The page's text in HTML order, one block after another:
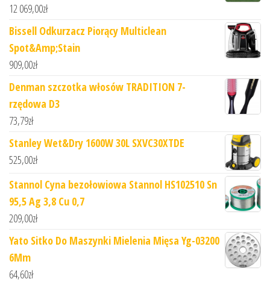
12 069,00zł
Bissell Odkurzacz Piorący Multiclean
Spot&Amp;Stain
909,00zł
Denman szczotka włosów TRADITION 7-
rzędowa D3
73,79zł
Stanley Wet&Dry 1600W 30L SXVC30XTDE
525,00zł
Stannol Cyna bezołowiowa Stannol HS102510 Sn
95,5 Ag 3,8 Cu 0,7
209,00zł
Yato Sitko Do Maszynki Mielenia Mięsa Yg-03200
6Mm
64,60zł